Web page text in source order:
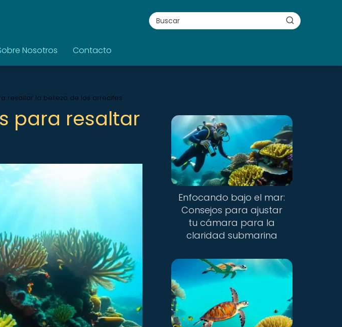
Nosotros Contacto
resaltar la belleza de los arrecifes
para resaltar
Enfocando bajo el mar:
Consejos para ajustar
tu cámara para la
claridad submarina